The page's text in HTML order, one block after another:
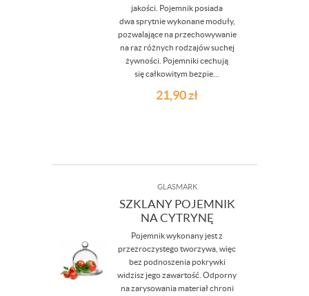
jakości. Pojemnik posiada
dwa sprytnie wykonane moduły,
pozwalające na przechowywanie
na raz różnych rodzajów suchej
żywności. Pojemniki cechują
się całkowitym bezpie...
21,90zł
GLASMARK
SZKLANY POJEMNIK
NA CYTRYNĘ
Pojemnik wykonany jest z
przezroczystego tworzywa, więc
bez podnoszenia pokrywki
widzisz jego zawartość. Odporny
na zarysowania materiał chroni